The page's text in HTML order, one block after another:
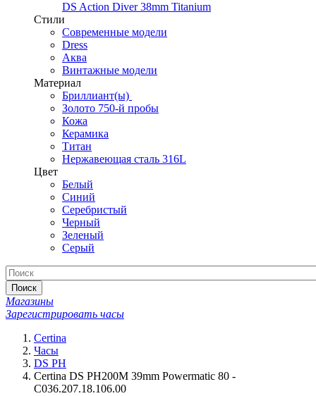
DS Action Diver 38mm Titanium
Стили
Современные модели
Dress
Аква
Винтажные модели
Материал
Бриллиант(ы)
Золото 750-й пробы
Кожа
Керамика
Титан
Нержавеющая сталь 316L
Цвет
Белый
Синий
Серебристый
Черный
Зеленый
Серый
Поиск
Магазины
Зарегистрировать часы
Certina
Часы
DS PH
Certina DS PH200M 39mm Powermatic 80 -
C036.207.18.106.00